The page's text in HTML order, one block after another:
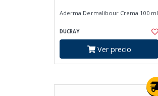
Aderma Dermalibour Crema 100 ml
DUCRAY
Ver precio